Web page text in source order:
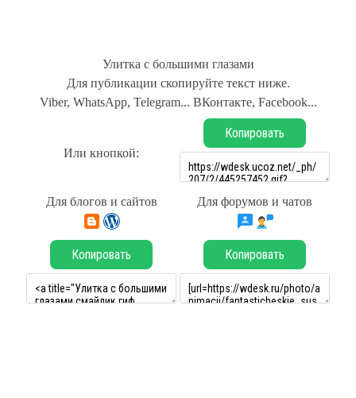
Улитка с большими глазами
Для публикации скопируйте текст ниже.
Viber, WhatsApp, Telegram... ВКонтакте, Facebook...
Или кнопкой:
Копировать
Для блогов и сайтов Для форумов и чатов
Копировать Копировать